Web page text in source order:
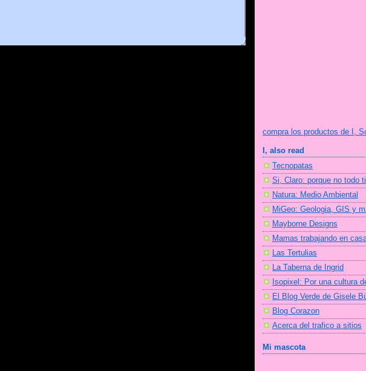
compra los productos de I,
I, also read
Tecnopatas
Si, Claro: porque no todo
Natura: Medio Ambiental
MiGeo: Geologia, GIS y
Mayborne Designs
Mamas trabajando en
Las Tertulias
La Taberna de Ingrid
Isopixel: Por una cultura
El Blog Verde de Gisele
Blog Corazon
Acerca del trafico a sitios
Mi mascota